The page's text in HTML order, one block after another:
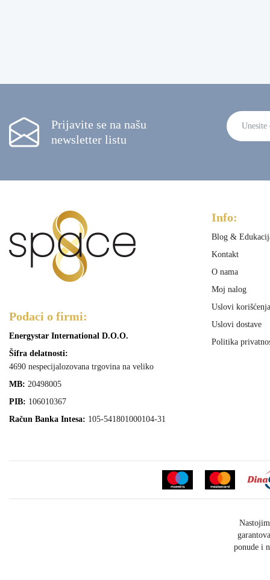
Prijavite se na našu
newsletter listu
Podaci o firmi:
Energystar International D.O.O.
Šifra delatnosti:
4690 nespecijalozovana trgovina na veliko
MB: 20498005
PIB: 106010367
Račun Banka Intesa: 105-541801000104-31
Info:
Blog &
Kontakt
O nama
Moj nalog
Uslovi korišćenja
Uslovi dostave
Politika
ponude i